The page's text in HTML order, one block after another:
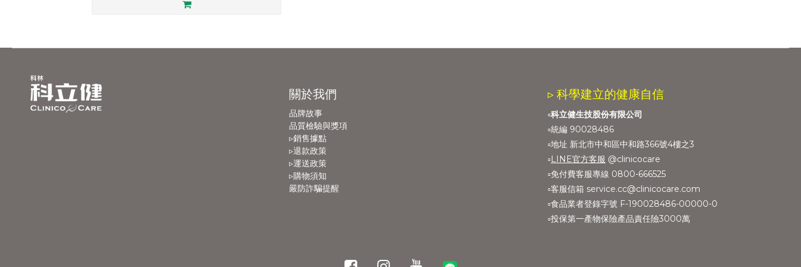
關於我們
品牌故事
品質檢驗與獎項
▹銷售據點
▹退款政策
▹運送政策
▹購物須知
嚴防詐騙提醒
▹ 科學建立的健康自信
▫️科立健生技股份有限公司
▫️統編 90028486
▫️地址 新北市中和區中和路366號4樓之3
▫️LINE官方客服 @clinicocare
▫️免付費客服專線 0800-666525
▫️客服信箱 service.cc@clinicocare.com
▫️食品業者登錄字號 F-190028486-00000-0
▫️投保第一產物保險產品責任險3000萬